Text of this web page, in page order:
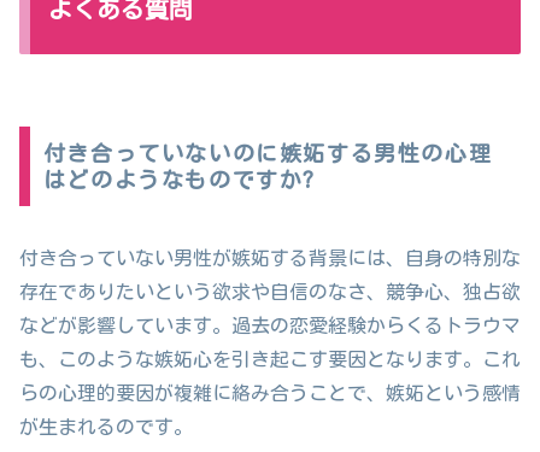
よくある質問
付き合っていないのに嫉妬する男性の心理
はどのようなものですか?
付き合っていない男性が嫉妬する背景には、自身の特別な
存在でありたいという欲求や自信のなさ、競争心、独占欲
などが影響しています。過去の恋愛経験からくるトラウマ
も、このような嫉妬心を引き起こす要因となります。これ
らの心理的要因が複雑に絡み合うことで、嫉妬という感情
が生まれるのです。